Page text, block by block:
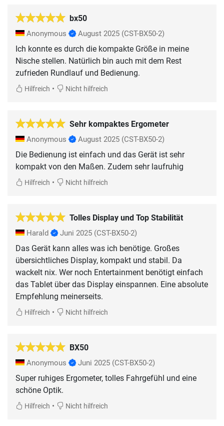
bx50
Anonymous August 2025 (CST-BX50-2)
Ich konnte es durch die kompakte Größe in meine
Nische stellen. Natürlich bin auch mit dem Rest
zufrieden Rundlauf und Bedienung.
Hilfreich • Nicht hilfreich
Sehr kompaktes Ergometer
Anonymous August 2025 (CST-BX50-2)
Die Bedienung ist einfach und das Gerät ist sehr
kompakt von den Maßen. Zudem sehr laufruhig
Hilfreich • Nicht hilfreich
Tolles Display und Top Stabilität
Harald Juni 2025 (CST-BX50-2)
Das Gerät kann alles was ich benötige. Großes
übersichtliches Display, kompakt und stabil. Da
wackelt nix. Wer noch Entertainment benötigt einfach
das Tablet über das Display einspannen. Eine absolute
Empfehlung meinerseits.
Hilfreich • Nicht hilfreich
BX50
Anonymous Juni 2025 (CST-BX50-2)
Super ruhiges Ergometer, tolles Fahrgefühl und eine
schöne Optik.
Hilfreich • Nicht hilfreich